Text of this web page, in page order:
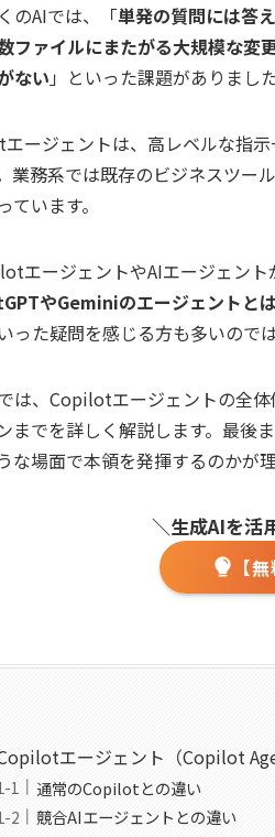
のAIでは、「単発の質問には答
ファイルにまたがる大規模な変
ない 」といった課題がありました
ージェントは、高レベルな指
業務系では既存のビジネスツー
ています。
エージェントやAIエージェン
やGeminiのエージェントと
った疑問を感じる方も多いので
は、Copilotエージェントの全
までを詳しく解説します。最
な場面で本領を発揮するのかが
＼生成AIを活
【
エージェント（Copilot
通常のCopilotとの違い
競合AIエージェントとの違い